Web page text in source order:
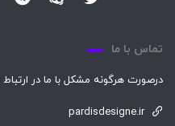
تماس با ما
درصورت هرگونه مشکل با ما در ارتباط
pardisdesigne.ir